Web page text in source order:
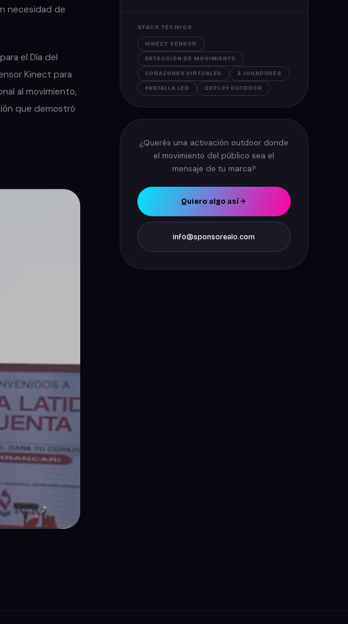
necesidad de
el Día del
Kinect para
al movimiento,
que demostró
STACK TÉCNICO
KINECT SENSOR
DETECCIÓN DE MOVIMIENTO
CORAZONES VIRTUALES 2 JUGADORES
PANTALLA LED DEPLOY OUTDOOR
¿Querés una activación outdoor donde
el movimiento del público sea el
mensaje de tu marca?
Quiero algo así
info@sponsorealo.com